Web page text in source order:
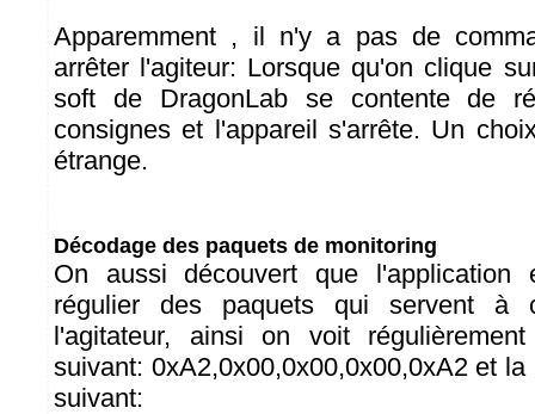
Apparemment , il n'y a pas de
arrêter l'agiteur: Lorsque qu'on clique
soft de DragonLab se contente de
consignes et l'appareil s'arrête. Un
étrange.
Décodage des paquets de monitoring
On aussi découvert que l'application
régulier des paquets qui servent à
l'agitateur, ainsi on voit
suivant: 0xA2,0x00,0x00,0x00,0xA2 et
suivant: